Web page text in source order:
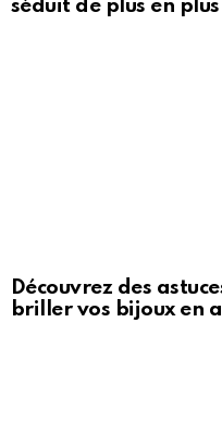
séduit de plus en
Découvrez des
briller vos bijoux en